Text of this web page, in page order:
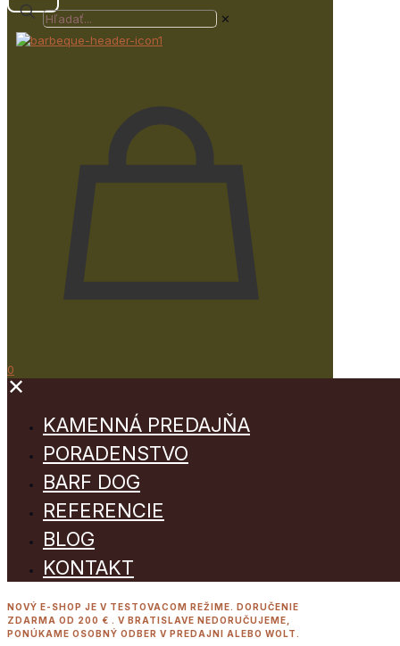
✕
0
✕
KAMENNÁ PREDAJŇA
PORADENSTVO
BARF DOG
REFERENCIE
BLOG
KONTAKT
NOVÝ E-SHOP JE V TESTOVACOM REŽIME. DORUČENIE
ZDARMA OD 200 € . V BRATISLAVE NEDORUČUJEME,
PONÚKAME OSOBNÝ ODBER V PREDAJNI ALEBO WOLT.